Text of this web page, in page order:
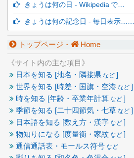
きょうは何の日 - Wikipedia で…
きょうは何の記念日 - 毎日表示……
トップページ・ Home
《サイト内の主な項目》
日本を知る [地名・隣接県 など ]
世界を知る [時差・国旗・空港 など ]
時を知る [年齢・卒業年計算 など ]
季節を知る [二十四節気・七草 など ]
日本語を知る [数え方・漢字 など ]
物知りになる [度量衡・家紋 など ]
通信通話表・モールス符号 など